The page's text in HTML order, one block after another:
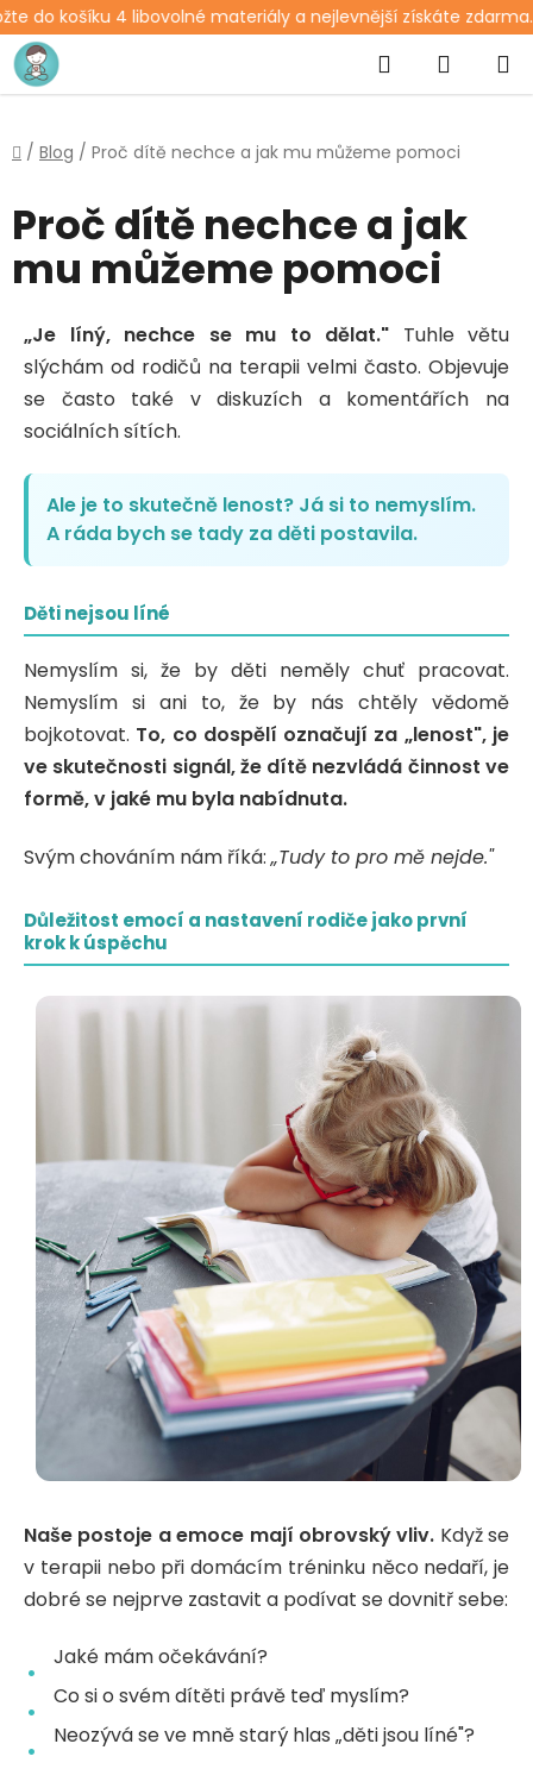
do košíku 4 libovolné materiály a nejlevnější získáte zdarma.
Přejít
na
obsah
Hledat
KOŠÍK
Domů
/ Blog / Proč dítě nechce a jak mu můžeme pomoci
Proč dítě nechce a jak
mu můžeme pomoci
„Je líný, nechce se mu to dělat." Tuhle větu
slýchám od rodičů na terapii velmi často. Objevuje
se často také v diskuzích a komentářích na
sociálních sítích.
Ale je to skutečně lenost? Já si to nemyslím.
A ráda bych se tady za děti postavila.
Děti nejsou líné
Nemyslím si, že by děti neměly chuť pracovat.
Nemyslím si ani to, že by nás chtěly vědomě
bojkotovat. To, co dospělí označují za „lenost", je
ve skutečnosti signál, že dítě nezvládá činnost ve
formě, v jaké mu byla nabídnuta.
Svým chováním nám říká:„Tudy to pro mě nejde."
Důležitost emocí a nastavení rodiče jako první
krok k úspěchu
Naše postoje a emoce mají obrovský vliv. Když se
v terapii nebo při domácím tréninku něco nedaří, je
dobré se nejprve zastavit a podívat se dovnitř sebe:
Jaké mám očekávání?
Co si o svém dítěti právě teď myslím?
Neozývá se ve mně starý hlas „děti jsou líné"?